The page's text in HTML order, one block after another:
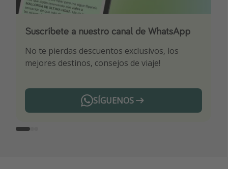
Suscríbete a nuestro canal de WhatsApp
No te pierdas descuentos exclusivos, los
mejores destinos, consejos de viaje!
SÍGUENOS
Descarga nuestra app
Sé el primero en reservar nuestros chollazos
¡Suscríbete a nuestro canal de Telegram!
¡Recibe las mejores ofertas seleccionadas para
ti por nuestros expertos en viajes
Telegram